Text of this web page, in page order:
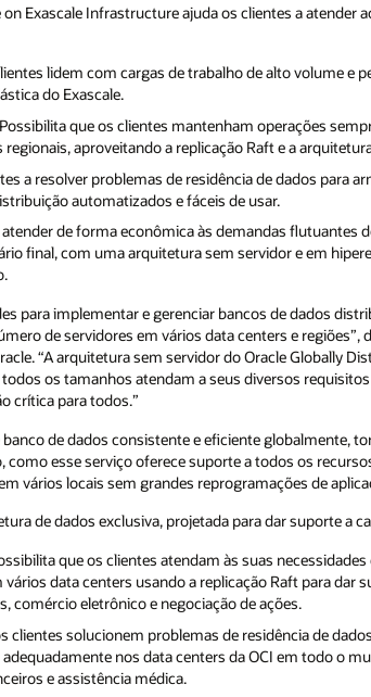
Exascale Infrastructure ajuda os clientes a atender
lidem com cargas de trabalho de alto volume e
do Exascale.
Possibilita que os clientes mantenham operações
aproveitando a replicação Raft e a
a resolver problemas de residência de dados para
automatizados e fáceis de usar.
de forma econômica às demandas flutuantes
final, com uma arquitetura sem servidor e em
para implementar e gerenciar bancos de dados
de servidores em vários data centers e regiões”,
“A arquitetura sem servidor do Oracle Globally
os tamanhos atendam a seus diversos
crítica para todos.”
de dados consistente e eficiente globalmente,
esse serviço oferece suporte a todos os
vários locais sem grandes reprogramações de
de dados exclusiva, projetada para dar suporte a
que os clientes atendam às suas
data centers usando a replicação Raft para dar
comércio eletrônico e negociação de ações.
clientes solucionem problemas de residência de
nos data centers da OCI em todo o
e assistência médica.